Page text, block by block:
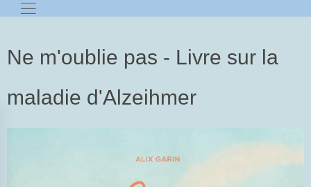
Ne m'oublie pas - Livre sur la
maladie d'Alzeihmer